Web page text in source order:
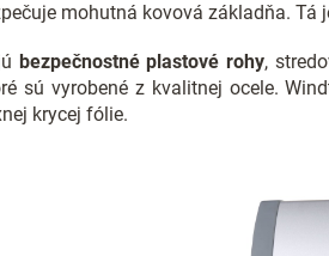
mohutná kovová základňa. Tá
bezpečnostné plastové rohy,
sú vyrobené z kvalitnej ocele.
krycej fólie.